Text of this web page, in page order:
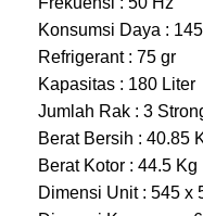
Konsumsi Daya :
Refrigerant : 75 gr
Kapasitas : 180 Liter
Jumlah Rak : 3
Berat Bersih : 40.85
Berat Kotor : 44.5 Kg
Dimensi Unit : 545 x